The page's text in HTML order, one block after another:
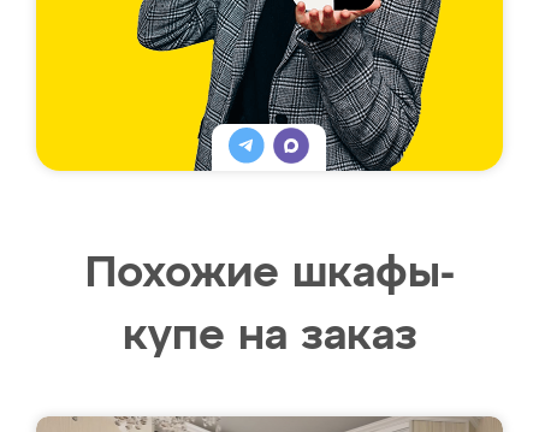
Похожие шкафы-
купе на заказ